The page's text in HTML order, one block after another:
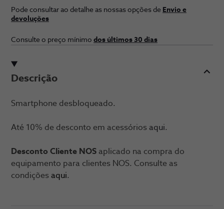
Descrição
Smartphone desbloqueado.
Até 10% de desconto em acessórios aqui.
Desconto Cliente NOS aplicado na compra do
equipamento para clientes NOS. Consulte as
condições aqui.
Pode consultar ao detalhe as nossas opções de Envio e
devoluções
Consulte o preço ​mínimo dos últimos 30 ​dias